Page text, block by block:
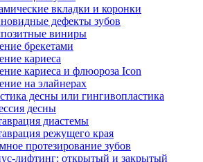
вкладки и коронки
дефекты зубов
виниры
брекетами
кариеса
кариеса и флюороза Icon
на элайнерах
десны или гингивопластика
десны
диастемы
режущего края
протезирование зубов
лифтинг: открытый и закрытый